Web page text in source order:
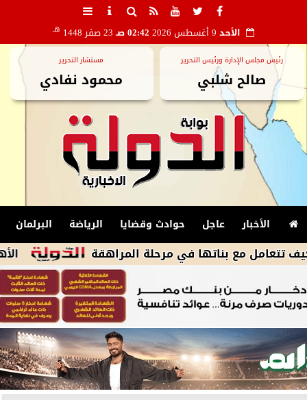
الأحد 02:42 صـ 23 صفر 1448 هـ
رئيس مجلس الإدارة ورئيس التحرير
صالح شلبي
مستشار التحرير
محمود نفادي
الأخبار عاجل حوادث وقضايا الرياضة البرلمان
الأهلى بناتها في مرحلة المراهقة